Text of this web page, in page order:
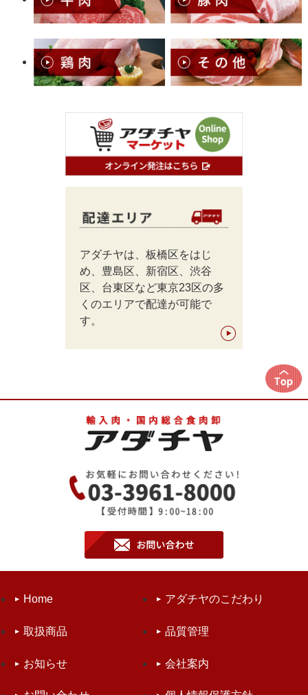
アダチヤは、板橋区をはじ
め、豊島区、新宿区、渋谷
区、台東区など東京23区の多
くのエリアで配達が可能で
す。
Home アダチヤのこだわり
取扱商品 品質管理
お知らせ 会社案内